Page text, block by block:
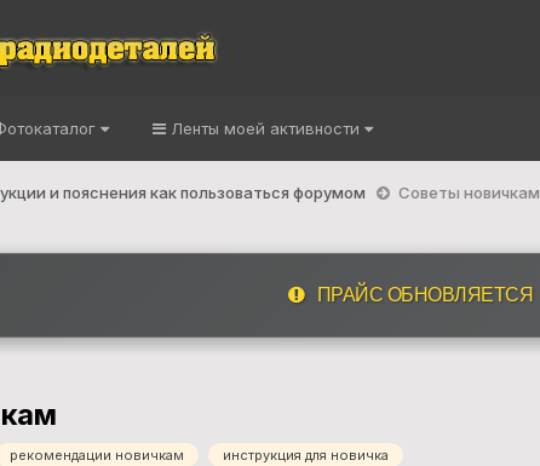
Ленты моей активности
и пояснения как пользоваться форумом Советы новичкам
ПРАЙС ОБНОВЛЯЕТСЯ
рекомендации новичкам инструкция для новичка